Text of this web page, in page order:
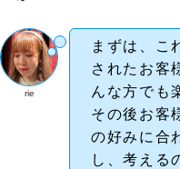
rie
まずは、こ
されたお客
んな方でも
その後お客
の好みに合
し、考える